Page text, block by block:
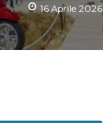
16 Aprile 2026